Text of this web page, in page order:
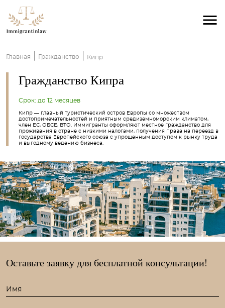
Главная Гражданство Кипр
Гражданство Кипра
Срок: до 12 месяцев
Кипр — главный туристический остров Европы со множеством
достопримечательностей и приятным средиземноморским климатом,
член ЕС, ОБСЕ, ВТО. Иммигранты оформляют местное гражданство для
проживания в стране с низкими налогами, получения права на переезд в
государства Европейского союза с упрощенным доступом к рынку труда
и выгодному ведению бизнеса.
Оставьте заявку для бесплатной консультации!